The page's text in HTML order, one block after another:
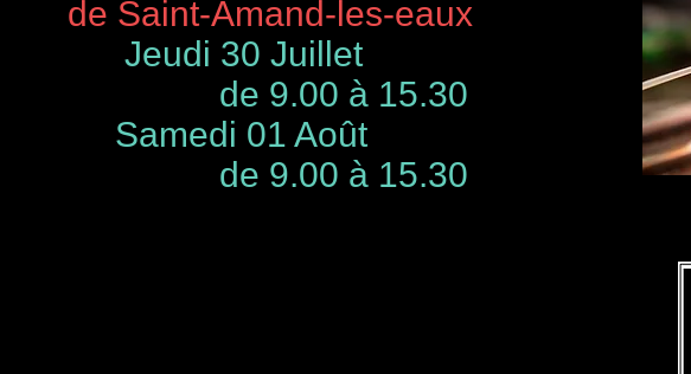
de Saint-Amand-les-eaux
Jeudi 30 Juillet
de 9.00 à 15.30
Samedi 01 Août
de 9.00 à 15.30